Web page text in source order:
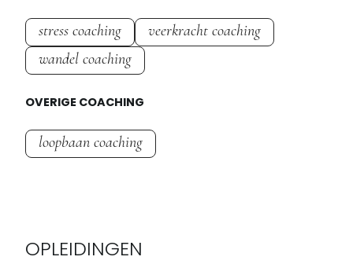
stress coaching
veerkracht coaching
wandel coaching
OVERIGE COACHING
loopbaan coaching
OPLEIDINGEN